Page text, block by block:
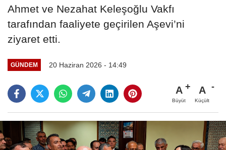
Ahmet ve Nezahat Keleşoğlu Vakfı
tarafından faaliyete geçirilen Aşevi’ni
ziyaret etti.
GÜNDEM 20 Haziran 2026 - 14:49
A
Büyüt
A
Küçült